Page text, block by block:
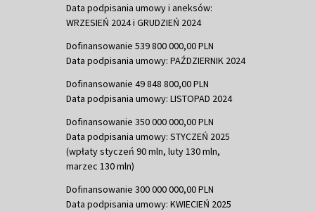
Data podpisania umowy i aneksów:
WRZESIEŃ 2024 i GRUDZIEŃ 2024
Dofinansowanie 539 800 000,00 PLN
Data podpisania umowy: PAŹDZIERNIK 2024
Dofinansowanie 49 848 800,00 PLN
Data podpisania umowy: LISTOPAD 2024
Dofinansowanie 350 000 000,00 PLN
Data podpisania umowy: STYCZEŃ 2025
(wpłaty styczeń 90 mln, luty 130 mln,
marzec 130 mln)
Dofinansowanie 300 000 000,00 PLN
Data podpisania umowy: KWIECIEŃ 2025